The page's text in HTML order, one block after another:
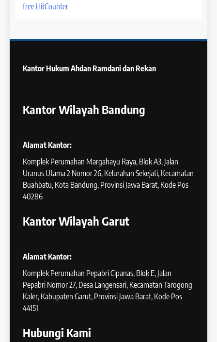
free HitCounter
Kantor Hukum Ahdan Ramdani dan Rekan
Kantor Wilayah Bandung
Alamat Kantor:
Komplek Perumahan Margahayu Raya, Blok A3, Jalan
Uranus Utama 2 Nomor 26, Kelurahan Sekejati, Kecamatan
Buahbatu, Kota Bandung, Provinsi Jawa Barat, Kode Pos
40286
Kantor Wilayah Garut
Alamat Kantor:
Komplek Perumahan Pepabri Cipanas, Blok E, Jalan
Pepabri Nomor 27, Desa Langensari, Kecamatan Tarogong
Kaler, Kabupaten Garut, Provinsi Jawa Barat, Kode Pos
44151
Hubungi Kami